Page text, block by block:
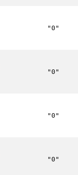
"0"
"0"
"0"
"0"